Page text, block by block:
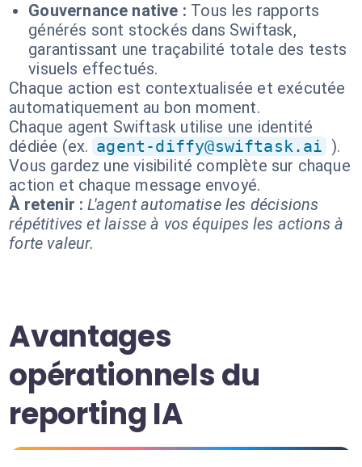
Gouvernance native : Tous les rapports
générés sont stockés dans Swiftask,
garantissant une traçabilité totale des tests
visuels effectués.
Chaque action est contextualisée et exécutée
automatiquement au bon moment.
Chaque agent Swiftask utilise une identité
dédiée (ex. agent-diffy@swiftask.ai ).
Vous gardez une visibilité complète sur chaque
action et chaque message envoyé.
À retenir : L'agent automatise les décisions
répétitives et laisse à vos équipes les actions à
forte valeur.
Avantages
opérationnels du
reporting IA